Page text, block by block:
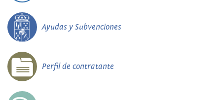
Ayudas y Subvenciones
Perfil de contratante